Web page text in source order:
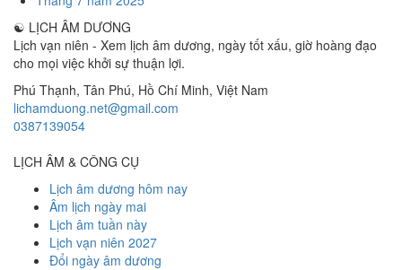
☯ LỊCH ÂM DƯƠNG
Lịch vạn niên - Xem lịch âm dương, ngày tốt xấu, giờ hoàng đạo
cho mọi việc khởi sự thuận lợi.
Phú Thạnh, Tân Phú, Hồ Chí Minh, Việt Nam
lichamduong.net@gmail.com
0387139054
LỊCH ÂM & CÔNG CỤ
Lịch âm dương hôm nay
Âm lịch ngày mai
Lịch âm tuần này
Lịch vạn niên 2027
Đổi ngày âm dương